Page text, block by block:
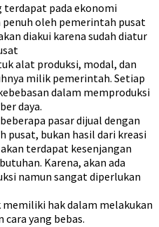
terdapat pada ekonomi
oleh pemerintah pusat
diakui karena sudah diatur
alat produksi, modal, dan
milik pemerintah. Setiap
dalam memproduksi
daya.
pasar dijual dengan
pusat, bukan hasil dari kreasi
terdapat kesenjangan
Karena, akan ada
namun sangat diperlukan
hak dalam melakukan
yang bebas.